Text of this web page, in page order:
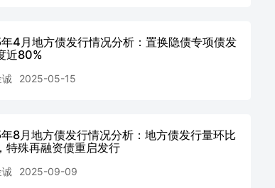
4月地方债发行情况分析：置换隐债专项债发
近80%
2025-05-15
8月地方债发行情况分析：地方债发行量环比
特殊再融资债重启发行
2025-09-09